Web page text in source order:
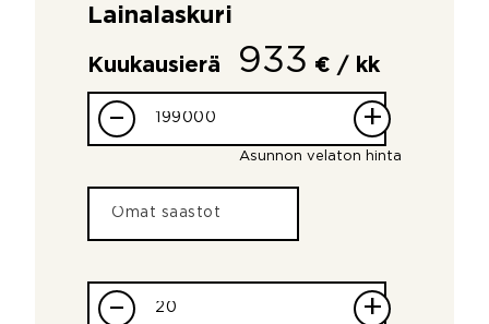
Lainalaskuri
Kuukausierä 933 € / kk
– +
Asunnon velaton hinta
– +